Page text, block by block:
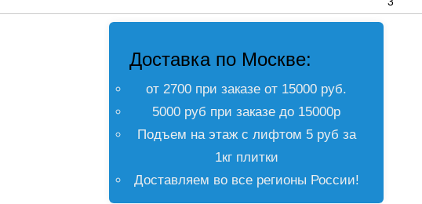
Доставка по Москве:
от 2700 при заказе от 15000 руб.
5000 руб при заказе до 15000р
Подъем на этаж с лифтом 5 руб за
1кг плитки
Доставляем во все регионы России!